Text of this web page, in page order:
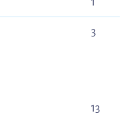
3
13